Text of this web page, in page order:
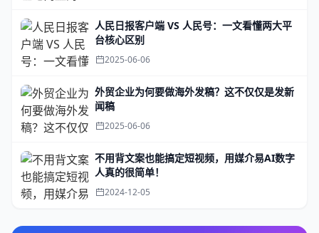
人民日报客户端 VS 人民号：一文看懂两大平
台核心区别
2025-06-06
外贸企业为何要做海外发稿？这不仅仅是发新
闻稿
2025-06-06
不用背文案也能搞定短视频，用媒介易AI数字
人真的很简单！
2024-12-05